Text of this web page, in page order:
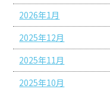
2026年1月
2025年12月
2025年11月
2025年10月